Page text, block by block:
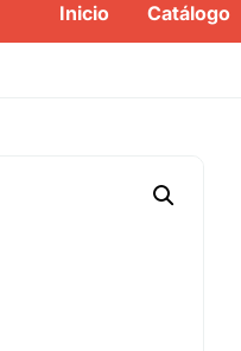
Inicio Catálogo